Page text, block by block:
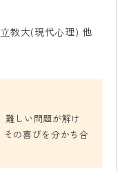
教大(現代心理) 他
難しい問題が解け
の喜びを分かち合